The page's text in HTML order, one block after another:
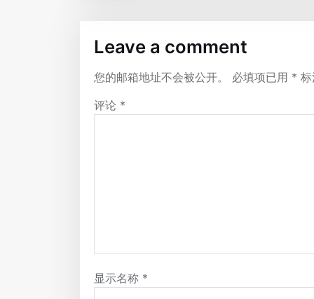
Leave a comment
您的邮箱地址不会被公开。 必填项已用 *
评论 *
显示名称 *